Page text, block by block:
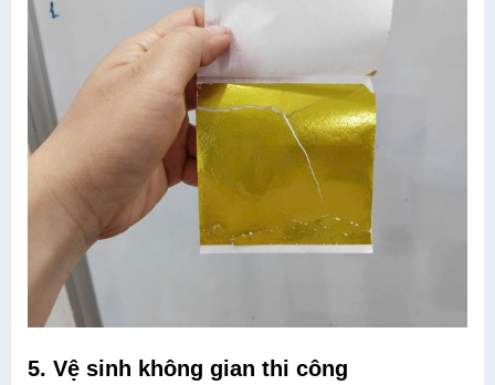
5. Vệ sinh không gian thi công